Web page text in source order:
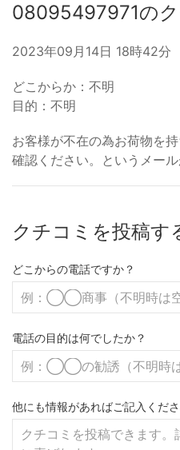
08095497971のク
2023年09月14日 18時42分
どこからか：不明
目的：不明
お客様が不在の為お荷物を
確認ください。というメール
クチコミを投稿す
どこからの電話ですか？
電話の目的は何でしたか？
他にも情報があればご記入くだ